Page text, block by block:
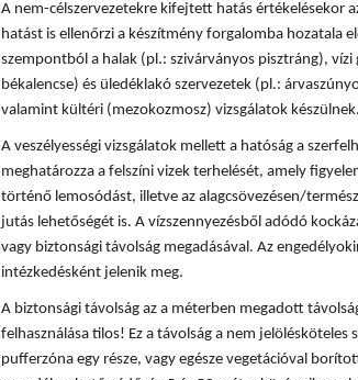
A nem-célszervezetekre kifejtett hatás értékelésekor
hatást is ellenőrzi a készítmény forgalomba hozatala
szempontból a halak (pl.: szivárványos pisztráng),
békalencse) és üledéklakó szervezetek (pl.:
valamint kültéri (mezokozmosz) vizsgálatok készülnek.
A veszélyességi vizsgálatok mellett a hatóság a
meghatározza a felszíni vizek terhelését, amely
történő lemosódást, illetve az alagcsövezésen/
jutás lehetőségét is. A vízszennyezésből adódó
vagy biztonsági távolság megadásával. Az
intézkedésként jelenik meg.
A biztonsági távolság az a méterben megadott
felhasználása tilos! Ez a távolság a nem
pufferzóna egy része, vagy egésze vegetációval